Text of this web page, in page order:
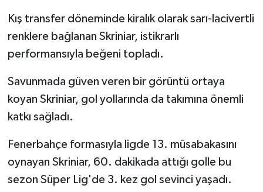
Kış transfer döneminde kiralık olarak sarı-lacivertli
renklere bağlanan Skriniar, istikrarlı
performansıyla beğeni topladı.
Savunmada güven veren bir görüntü ortaya
koyan Skriniar, gol yollarında da takımına önemli
katkı sağladı.
Fenerbahçe formasıyla ligde 13. müsabakasını
oynayan Skriniar, 60. dakikada attığı golle bu
sezon Süper Lig'de 3. kez gol sevinci yaşadı.